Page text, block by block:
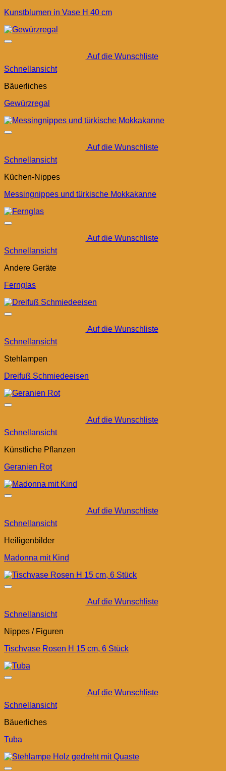
Kunstblumen in Vase H 40 cm
Auf die Wunschliste
Schnellansicht
Bäuerliches
Gewürzregal
Auf die Wunschliste
Schnellansicht
Küchen-Nippes
Messingnippes und türkische Mokkakanne
Auf die Wunschliste
Schnellansicht
Andere Geräte
Fernglas
Auf die Wunschliste
Schnellansicht
Stehlampen
Dreifuß Schmiedeeisen
Auf die Wunschliste
Schnellansicht
Künstliche Pflanzen
Geranien Rot
Auf die Wunschliste
Schnellansicht
Heiligenbilder
Madonna mit Kind
Auf die Wunschliste
Schnellansicht
Nippes / Figuren
Tischvase Rosen H 15 cm, 6 Stück
Auf die Wunschliste
Schnellansicht
Bäuerliches
Tuba